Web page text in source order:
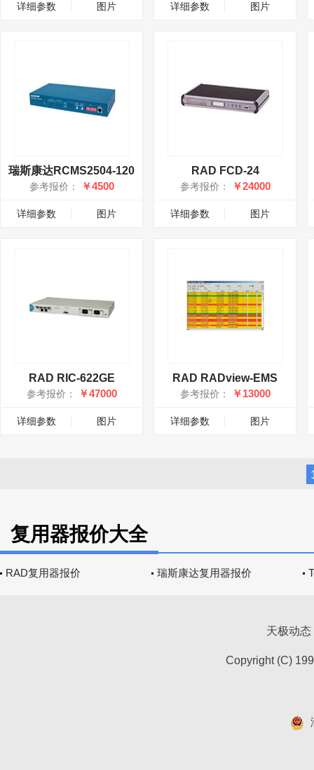
详细参数 图片 详细参数 图片
瑞斯康达RCMS2504-120
参考报价： ￥4500
详细参数 图片
RAD FCD-24
参考报价： ￥24000
详细参数 图片
RAD RIC-622GE
参考报价： ￥47000
详细参数 图片
RAD RADview-EMS
参考报价： ￥13000
详细参数 图片
复用器报价大全
RAD复用器报价 瑞斯康达复用器报价
天极动态
Copyright (C)